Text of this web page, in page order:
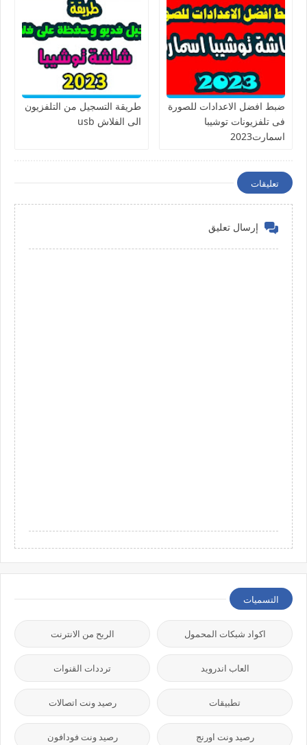
ضبط افضل الاعدادات للصورة
فى تلفزيونات توشيبا
اسمارت2023
طريقة التسجيل من التلفزيون
الى الفلاش usb
تعليقات
إرسال تعليق
التسميات
اكواد شبكات المحمول الربح من الانترنت
العاب اندرويد ترددات القنوات
تطبيقات رصيد ونت اتصالات
رصيد ونت اورنج رصيد ونت فودافون